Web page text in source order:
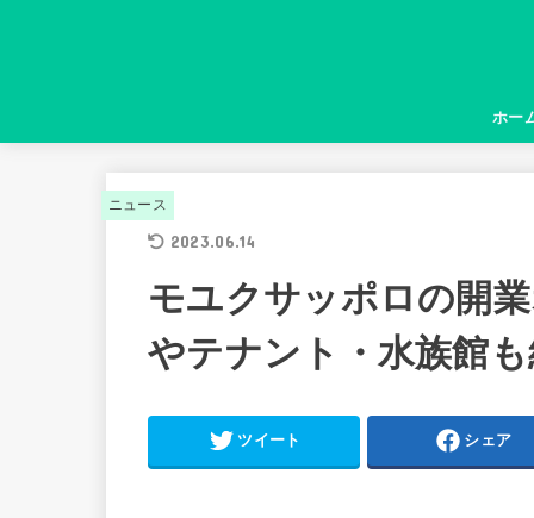
ホー
ニュース
2023.06.14
モユクサッポロの開
やテナント・水族館
ツイート シェア